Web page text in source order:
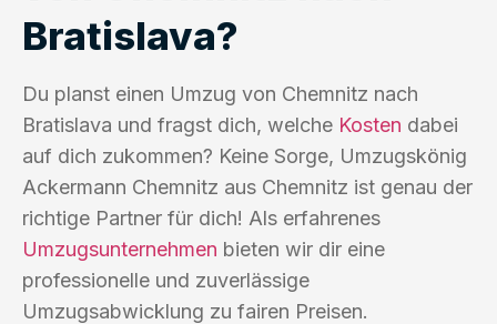
Bratislava?
Du planst einen Umzug von Chemnitz nach
Bratislava und fragst dich, welche Kosten dabei
auf dich zukommen? Keine Sorge, Umzugskönig
Ackermann Chemnitz aus Chemnitz ist genau der
richtige Partner für dich! Als erfahrenes
Umzugsunternehmen bieten wir dir eine
professionelle und zuverlässige
Umzugsabwicklung zu fairen Preisen.